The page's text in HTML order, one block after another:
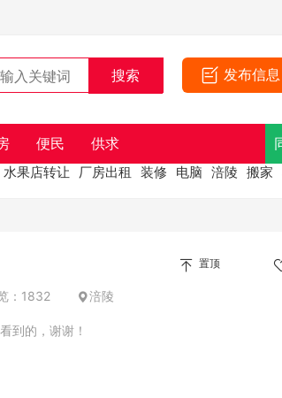
发布信息
便民 供求
水果店转让 厂房出租 装修 电脑 涪陵 搬家
置顶
：1832 涪陵
看到的，谢谢！